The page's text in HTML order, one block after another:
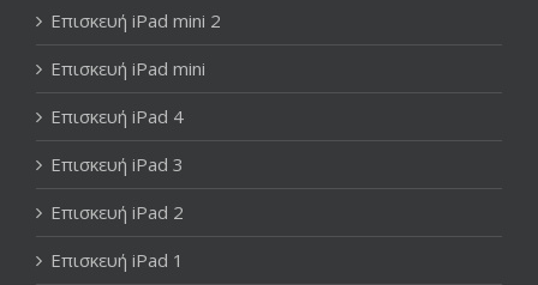
Επισκευή iPad mini 2
Επισκευή iPad mini
Επισκευή iPad 4
Επισκευή iPad 3
Επισκευή iPad 2
Επισκευή iPad 1